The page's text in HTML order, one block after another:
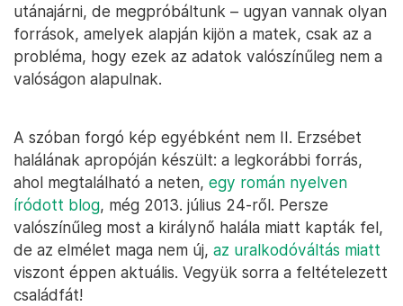
utánajárni, de megpróbáltunk – ugyan vannak olyan
források, amelyek alapján kijön a matek, csak az a
probléma, hogy ezek az adatok valószínűleg nem a
valóságon alapulnak.
A szóban forgó kép egyébként nem II. Erzsébet
halálának apropóján készült: a legkorábbi forrás,
ahol megtalálható a neten, egy román nyelven
íródott blog, még 2013. július 24-ről. Persze
valószínűleg most a királynő halála miatt kapták fel,
de az elmélet maga nem új, az uralkodóváltás miatt
viszont éppen aktuális. Vegyük sorra a feltételezett
családfát!